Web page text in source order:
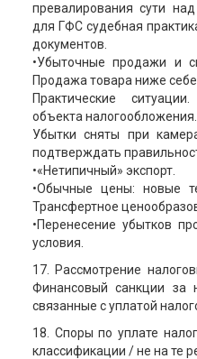
превалирования сути
для ГФС судебная
документов.
•Убыточные продажи и
Продажа товара ниже
Практические
объекта налогообложения.
Убытки сняты при
подтверждать
•«Нетипичный» экспорт.
•Обычные цены: новые
Трансфертное
•Перенесение убытков
условия.
17. Рассмотрение
Финансовый санкции за
связанные с уплатой
18. Споры по уплате
классификации / не на те